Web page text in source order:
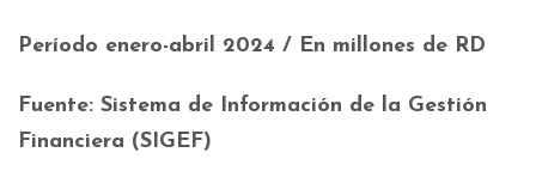
Período enero-abril 2024 / En millones de RD
Fuente: Sistema de Información de la Gestión
Financiera (SIGEF)